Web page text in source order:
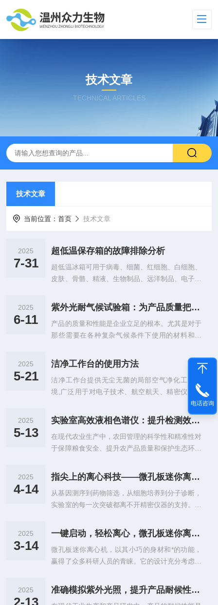
技术文章
TECHNICAL ARTICLES
技术文章
当前位置：首页 技术文章
2025
7-31
超低温保存箱的故障排除分析
超低温冰箱可用于病毒、细菌、红细胞、白细胞、
皮肤、骨骼、精液、生物制品、远洋制品、电子器
防控制中心、科研院所、电子化工、生物工程、企
业、远洋渔业公司等。‌节能化‌：变频压缩机动态调
节能耗，降低长期运行成本‌；‌智能化‌：物联网远程
监控温湿度，自动生成存储日志‌；‌模块化‌：支持多
型管高效换热。PID算法优化。多元混合冷媒。故
障排除：冰箱冷却不充分：检查蒸发器表面是否有
冰霜；冰箱门是否开关过...
2025
6-11
紫外光耐气候试验箱：为产品质量把关，守护耐候防线
产品的质量和性能是企业立足的根本。尤其是对于
那些需要在各种复杂气候条件下使用的材料和产
因素。而紫外光耐气候试验箱，作为一款先进的检
测设备，正以其优势，为产品质量把关，守护着耐
候防线。自然环境中，紫外线是导致材料老化的重
要因素之一。无论是塑料、橡胶、涂料，还是纺织
品等，长期暴露在紫外线下，都会出现褪色、龟
裂、强度下降等老化现象。而紫外光耐气候试验箱
紫外光源，发出与太阳光谱中紫外部分相似的光
波...
2025
5-21
洁净工作台的使用方法
洁净工作台提供无尘无菌的局部空气净化工作环
境,广泛用于对电子技术、航空航天、精密仪器、
仪表、精细化工、食品等研究。产品特点：符合人
体工程学的5°倾角设计，增加操作舒适性；背光照
明设计，有效缓解操作者视力疲劳；柜体两侧透明
钢化玻璃窗，增加采光性能；自平衡上下滑动钢化
玻璃前窗，可任意定位；防溅洒不锈钢工作台，易
率；紫外灯定时功能，方便操作者使用；恒风速技
设定，0.30m/s～0.60m/s无级可...
2025
5-13
实验室高效液相色谱仪：提升检测效率与精度 为农田管理提供数据支持
在现代农业生产中，农田管理的科学性和精准性对
于保障粮食安全、提升农产品质量和保护生态环境
越多的先进检测技术被引入到农田管理领域，实验
室高效液相色谱仪便是其中之一。它以其高效、精
准的检测能力，为农田管理提供了数据支持，成为
现代农业的重要工具。（一）高效液相色谱仪在农
量检测、农药残留分析到肥料成分评估，每一个环
色谱仪能够快速、高效地分析各种复杂样品中...
2025
4-14
指尖上的离心科技——微孔板迷你离心机，精准操控每一滴样本
从基因测序到药物筛选，从细胞培养到分子诊断，
实验室的每一次突破都离不开精密仪器的支持。而
正以“指尖上的科技”之名，悄然改变着科研人的工
作方式，让精准与便捷触手可及。指尖轻触，开启
微观世界的精准之旅传统离心机往往体积庞大、操
作复杂，需要固定空间和繁琐的调试流程。而微孔
场“微型革命”。它小巧轻便，可轻松置于实验台一
2025
3-14
一键启动，轻松离心，微孔板迷你离心机让科研实验更高效、更省心！
微孔板迷你离心机，以其小巧的身材和*的功能，
赢得了众多科研人员的青睐。它的设计充分考虑了
过程变得简单和便捷。无需复杂的设置和调整，只
需轻轻一按，离心机就能迅速进入工作状态，为实
2025
2-13
准确模拟紫外光照，提升产品耐候性能——紫外光耐气候试验箱
电话咨询